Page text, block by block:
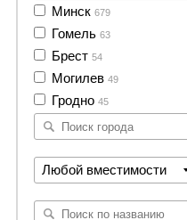
Минск 679
Гомель 63
Брест 54
Могилев 49
Гродно 45
Любой вместимости